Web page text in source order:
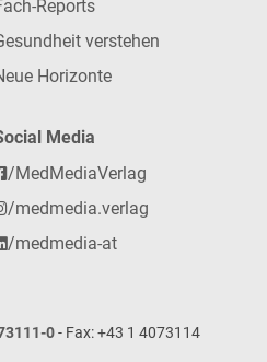
Reports
verstehen
Horizonte
Media
/MedMediaVerlag
/medmedia.verlag
/medmedia-at
0- Fax: +43 1 4073114